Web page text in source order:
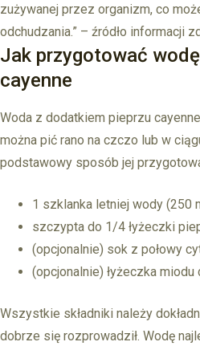
zużywanej przez organizm, co
odchudzania.” – źródło informacji
Jak przygotować
cayenne
Woda z dodatkiem pieprzu
można pić rano na czczo lub w
podstawowy sposób jej
1 szklanka letniej wody (250
szczypta do 1/4 łyżeczki
(opcjonalnie) sok z połowy
(opcjonalnie) łyżeczka miodu
Wszystkie składniki należy
dobrze się rozprowadził. Wodę